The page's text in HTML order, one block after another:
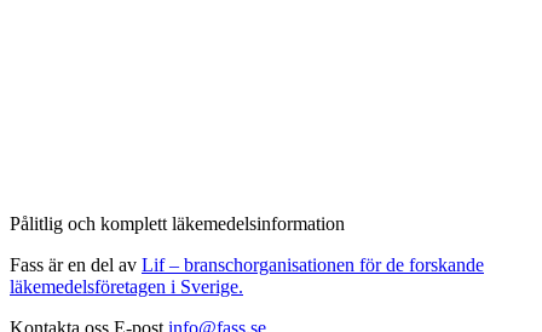
Pålitlig och komplett läkemedelsinformation
Fass är en del av Lif – branschorganisationen för de forskande
läkemedelsföretagen i Sverige.
Kontakta oss E-post info@fass.se